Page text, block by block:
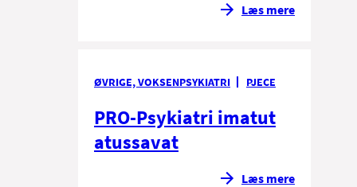
Læs mere
ØVRIGE, VOKSENPSYKIATRI PJECE
PRO-Psykiatri imatut
atussavat
Læs mere